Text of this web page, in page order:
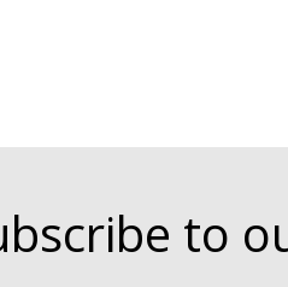
to